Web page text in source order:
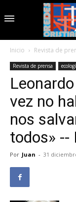
Inicio Revista de
Revista de prensa
vez no
nos
todos» --
Por Juan - 31